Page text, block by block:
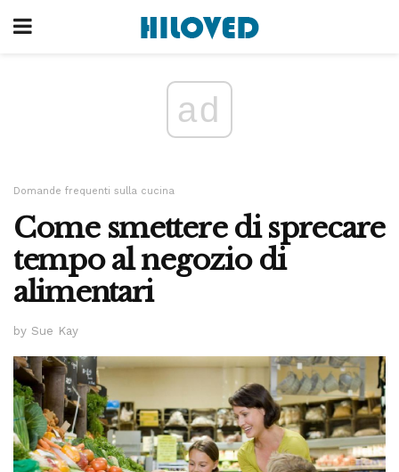
ad
Domande frequenti sulla cucina
Come smettere di sprecare
tempo al negozio di
alimentari
by Sue Kay